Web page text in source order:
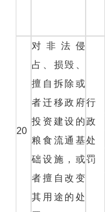
20
对非法侵
占、损毁、
擅自拆除或
者迁移政府
投资建设的
粮食流通基
础设施，或
者擅自改变
其用途的处
行
政
处
罚